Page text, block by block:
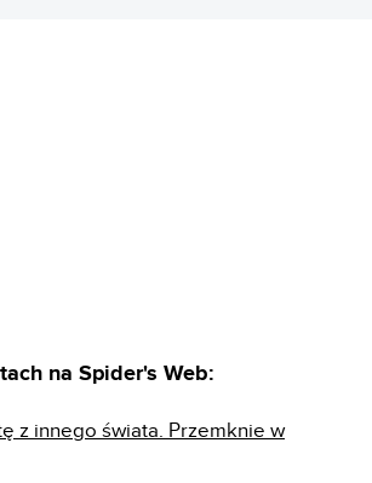
na Spider's Web:
z innego świata. Przemknie w